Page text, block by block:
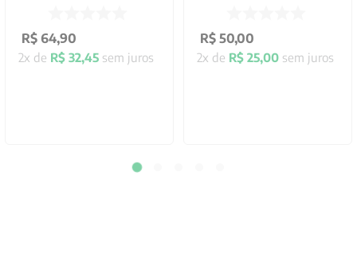
R$ 64,90
2x de R$ 32,45 sem juros
R$ 50,00
2x de R$ 25,00 sem juros